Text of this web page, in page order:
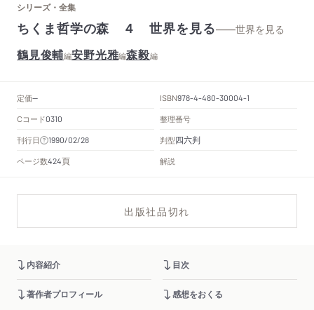
シリーズ・全集
ちくま哲学の森 ４ 世界を見る——世界を見る
鶴見俊輔編安野光雅編森毅編
定価-- ISBN978-4-480-30004-1
Cコード0310
整理番号
刊行日
1990/02/28 判型四六判
ページ数424頁 解説
出版社品切れ
内容紹介 目次
著作者プロフィール 感想をおくる